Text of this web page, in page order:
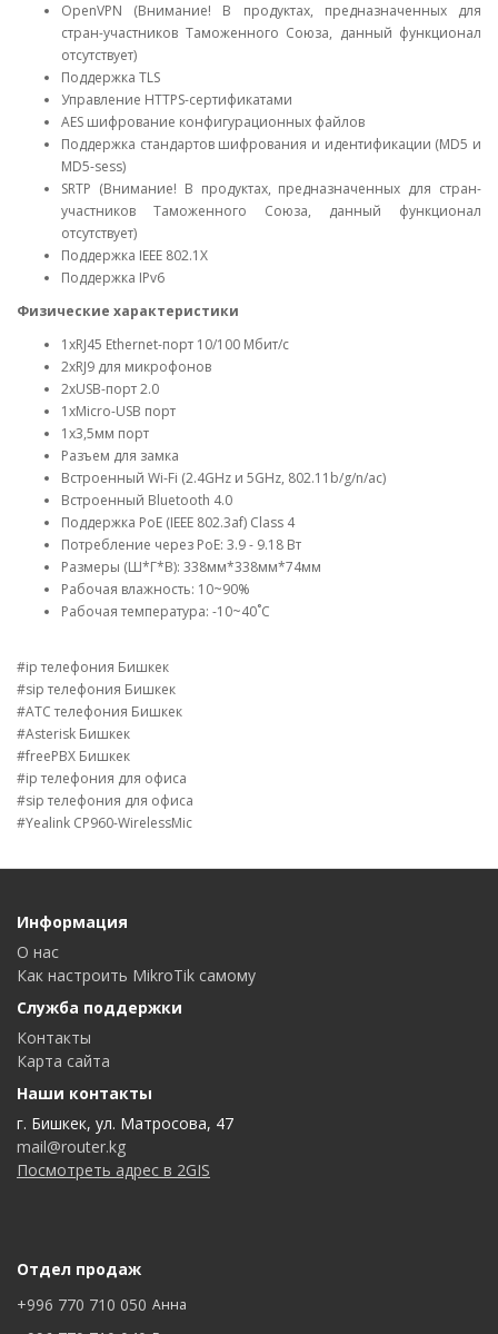
OpenVPN (Внимание! В продуктах, предназначенных для
стран-участников Таможенного Союза, данный функционал
отсутствует)
Поддержка TLS
Управление HTTPS-сертификатами
AES шифрование конфигурационных файлов
Поддержка стандартов шифрования и идентификации (MD5 и
MD5-sess)
SRTP (Внимание! В продуктах, предназначенных для стран-
участников Таможенного Союза, данный функционал
отсутствует)
Поддержка IEEE 802.1X
Поддержка IPv6
Физические характеристики
1хRJ45 Ethernet-порт 10/100 Мбит/с
2xRJ9 для микрофонов
2xUSB-порт 2.0
1xMicro-USB порт
1x3,5мм порт
Разъем для замка
Встроенный Wi-Fi (2.4GHz и 5GHz, 802.11b/g/n/ac)
Встроенный Bluetooth 4.0
Поддержка PoE (IEEE 802.3af) Class 4
Потребление через PoE: 3.9 - 9.18 Вт
Размеры (Ш*Г*В): 338мм*338мм*74мм
Рабочая влажность: 10~90%
Рабочая температура: -10~40˚C
#ip телефония Бишкек
#sip телефония Бишкек
#АТС телефония Бишкек
#Asterisk Бишкек
#freePBX Бишкек
#ip телефония для офиса
#sip телефония для офиса
#Yealink CP960-WirelessMic
Информация
О нас
Как настроить MikroTik самому
Служба поддержки
Контакты
Карта сайта
Наши контакты
г. Бишкек, ул. Матросова, 47
mail@router.kg
Посмотреть адрес в 2GIS
Отдел продаж
+996 770 710 050 Анна